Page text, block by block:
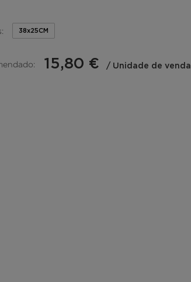
38x25CM
15,80 € / Unidade de venda